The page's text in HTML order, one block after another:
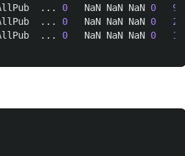
... 0 NaN NaN NaN 0 9
... 0 NaN NaN NaN 0 2
... 0 NaN NaN NaN 0 12